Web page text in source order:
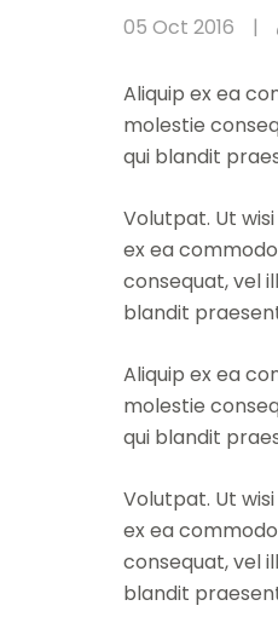
05 Oct 2016 |
Aliquip ex ea
molestie
qui blandit
Volutpat. Ut
ex ea
consequat, vel
blandit
Aliquip ex ea
molestie
qui blandit
Volutpat. Ut
ex ea
consequat, vel
blandit